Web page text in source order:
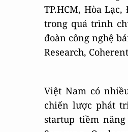
TP.HCM, Hòa
trong quá trình
đoàn công nghệ
Research,
Việt Nam có
chiến lược phát
startup tiềm